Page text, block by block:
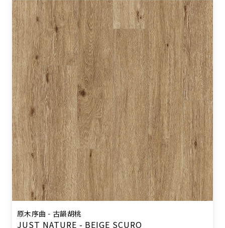
原木序曲 - 古韻胡桃
JUST NATURE - BEIGE SCURO